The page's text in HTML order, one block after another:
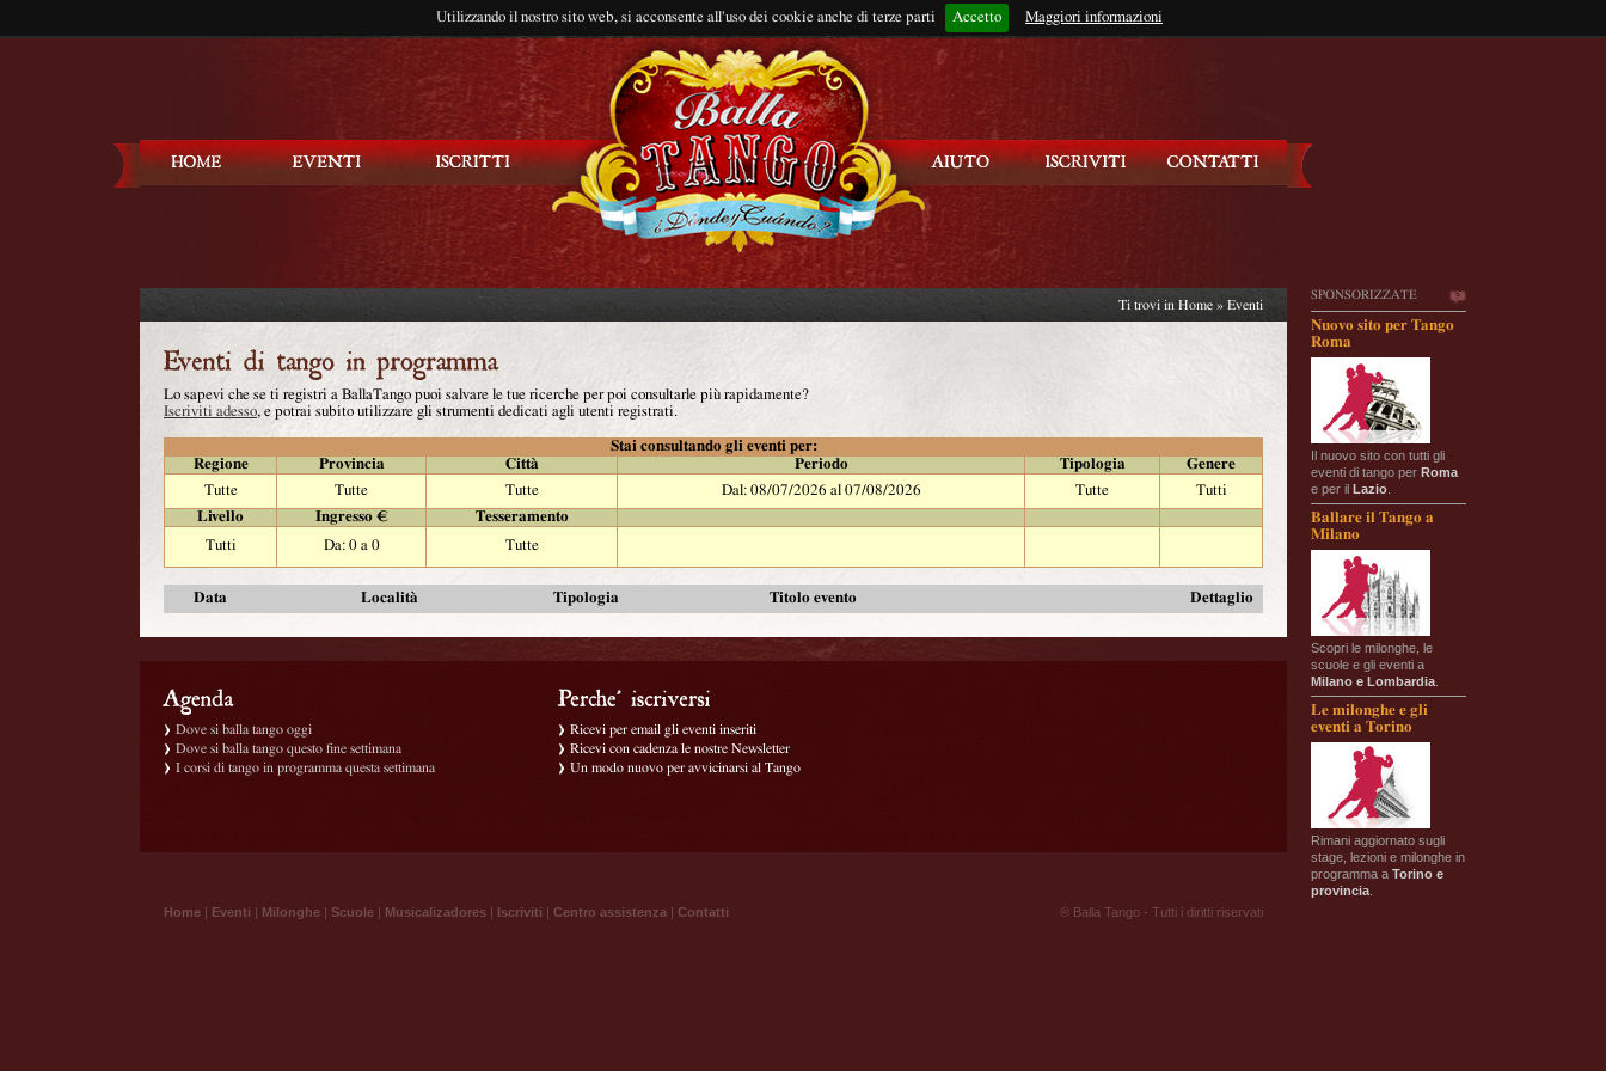
Utilizzando il nostro sito web, si acconsente all'uso dei cookie anche di terze parti Accetto Maggiori informazioni
Rimani connesso?
SPONSORIZZATE
Nuovo sito per Tango
Roma
Il nuovo sito con tutti gli
eventi di tango per Roma
e per il Lazio
Ballare il Tango a
Milano
Scopri le milonghe, le
scuole e gli eventi a
Milano e Lombardia
Le milonghe e gli
eventi a Torino
Rimani aggiornato sugli
stage, lezioni e milonghe in
programma a Torino e
provincia
Ti trovi in Home » Eventi
Lo sapevi che se ti registri a BallaTango puoi salvare le tue ricerche per poi consultarle più rapidamente?
Iscriviti adesso, e potrai subito utilizzare gli strumenti dedicati agli utenti registrati.
Stai consultando gli eventi per:
Regione
Provincia Città Periodo Tipologia
Genere
Tutte
Tutte Tutte Dal: 08/07/2026 al 07/08/2026 Tutte
Tutti
Livello
Ingresso €
Tesseramento
Tutti
Da: 0 a 0 Tutte
Data Località Tipologia Titolo evento Dettaglio
Dove si balla tango oggi
Dove si balla tango questo fine settimana
I corsi di tango in programma questa settimana
Ricevi per email gli eventi inseriti
Ricevi con cadenza le nostre Newsletter
Un modo nuovo per avvicinarsi al Tango
Home | Eventi | Milonghe | Scuole | Musicalizadores | Iscriviti | Centro assistenza | Contatti ® Balla Tango - Tutti i diritti riservati